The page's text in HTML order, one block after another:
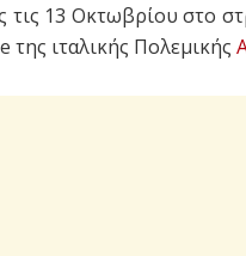
τις 13 Οκτωβρίου στο
της ιταλικής Πολεμικής